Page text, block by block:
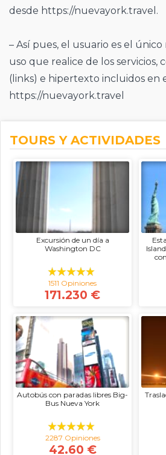
desde https://nuevayork.travel.
– Así pues, el usuario es el único
uso que realice de los servicios,
(links) e hipertexto incluidos en
https://nuevayork.travel
TOURS Y ACTIVIDADES
Excursión de un día a
Washington DC
1511 Opiniones
171.230 €
Autobús con paradas libres Big-
Bus Nueva York
2287 Opiniones
42.60 €